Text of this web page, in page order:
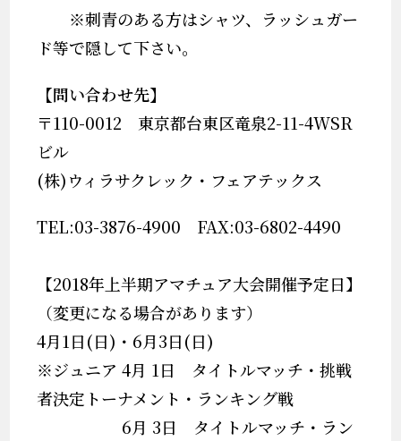
※刺青のある方はシャツ、ラッシュガー
ド等で隠して下さい。
【問い合わせ先】
〒110-0012 東京都台東区竜泉2-11-4WSR
ビル
(株)ウィラサクレック・フェアテックス
TEL:03-3876-4900
FAX:03-6802-4490
【2018年上半期アマチュア大会開催予定日】
（変更になる場合があります）
4月1日(日)・6月3日(日)
※ジュニア 4月 1日 タイトルマッチ・挑戦
者決定トーナメント・ランキング戦
6月 3日 タイトルマッチ・ラン